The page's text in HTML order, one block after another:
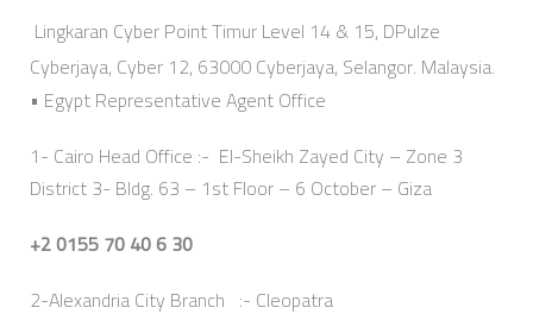
Lingkaran Cyber Point Timur Level 14 & 15, DPulze
Cyberjaya, Cyber 12, 63000 Cyberjaya, Selangor. Malaysia.
• Egypt Representative Agent Office
1- Cairo Head Office :- El-Sheikh Zayed City – Zone 3
District 3- Bldg. 63 – 1st Floor – 6 October – Giza
+2 0155 70 40 6 30
2-Alexandria City Branch :- Cleopatra